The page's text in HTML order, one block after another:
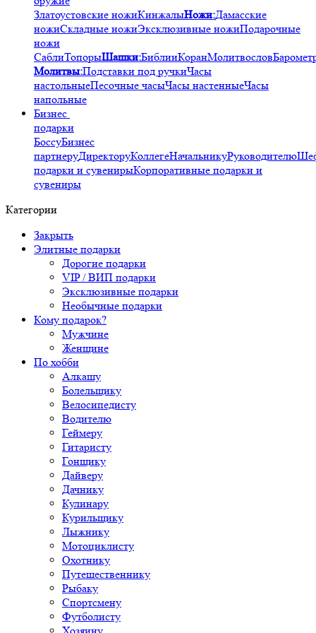
Златоустовские ножиКинжалыНожи:Дамасские
ножиСкладные ножиЭксклюзивные ножиПодарочные
ножи
СаблиТопорыШашки:БиблииКоранМолитвослов
Молитвы:Подставки под ручкиЧасы
настольныеПесочные часыЧасы настенныеЧасы
напольные
Бизнес
подарки
БоссуБизнес
партнеруДиректоруКоллегеНачальникуРуководителю
подарки и сувенирыКорпоративные подарки и
сувениры
Категории
Закрыть
Элитные подарки
Дорогие подарки
VIP / ВИП подарки
Эксклюзивные подарки
Необычные подарки
Кому подарок?
Мужчине
Женщине
По хобби
Алкашу
Болельщику
Велосипедисту
Водителю
Геймеру
Гитаристу
Гонщику
Дайверу
Дачнику
Кулинару
Курильщику
Лыжнику
Мотоциклисту
Охотнику
Путешественнику
Рыбаку
Спортсмену
Футболисту